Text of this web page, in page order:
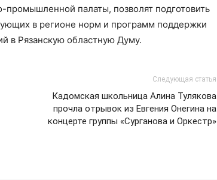
палаты, позволят подготовить
в регионе норм и программ поддержки
в Рязанскую областную Думу.
Следующая статья
Кадомская школьница Алина Тулякова
прочла отрывок из Евгения Онегина на
концерте группы «Сурганова и Оркестр»